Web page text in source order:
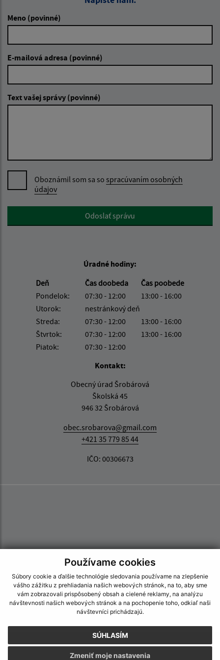
Používame cookies
Súbory cookie a ďalšie technológie sledovania používame na zlepšenie
vášho zážitku z prehliadania našich webových stránok, na to, aby sme
vám zobrazovali prispôsobený obsah a cielené reklamy, na analýzu
návštevnosti našich webových stránok a na pochopenie toho, odkiaľ naši
návštevníci prichádzajú.
SÚHLASÍM
Zmeniť moje nastavenia
Meno (povinné)
E-mailová adresa (povinné)
Text vašej správy (povinné)
Oboznámil som sa so spracúvaním osobných
údajov
Google reCaptcha ResponseOdoslať správu
Úradné hodiny:
Deň
Čas doobeda
Čas poobede
Pondelok:
07:30 - 12:00
13:00 - 16:00
Utorok:
nestránkový deň
Streda:
07:30 - 12:00
13:00 - 16:00
Štvrtok:
07:30 - 12:00
13:00 - 16:00
Piatok:
07:30 - 12:00
Kontakt:
Obecný úrad Šrobárová
Školská 45
946 32 Šrobárová
obec.srobarova@gmail.com
+421 35 779 85 44
IČO: 00306673
Informácie o stránke: